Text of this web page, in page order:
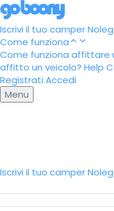
Iscrivi il tuo camper
Come funziona
Come funziona affittare
affitto un veicolo? Help
Registrati Accedi
Menu
Iscrivi il tuo camper